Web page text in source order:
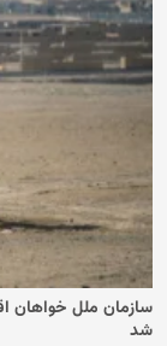
سازمان ملل خواهان
شد